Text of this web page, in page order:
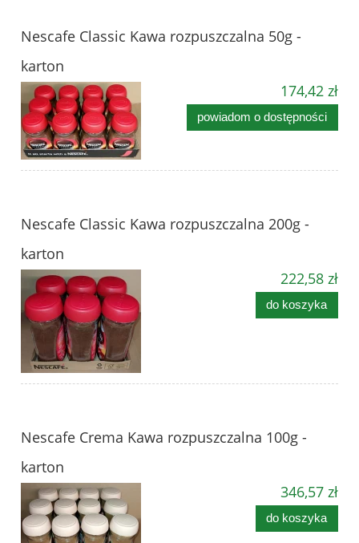
Nescafe Classic Kawa rozpuszczalna 50g -
karton
174,42 zł
powiadom o dostępności
Nescafe Classic Kawa rozpuszczalna 200g -
karton
222,58 zł
do koszyka
Nescafe Crema Kawa rozpuszczalna 100g -
karton
346,57 zł
do koszyka